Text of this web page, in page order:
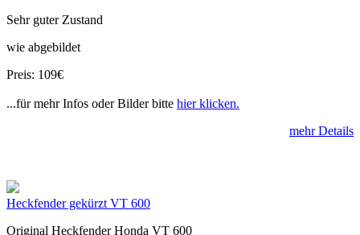
Sehr guter Zustand
wie abgebildet
Preis: 109€
...für mehr Infos oder Bilder bitte hier klicken.
mehr Details
Heckfender gekürzt VT 600
Original Heckfender Honda VT 600